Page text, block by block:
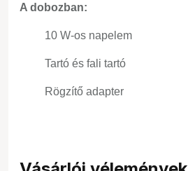
A dobozban:
10 W-os napelem
Tartó és fali tartó
Rögzítő adapter